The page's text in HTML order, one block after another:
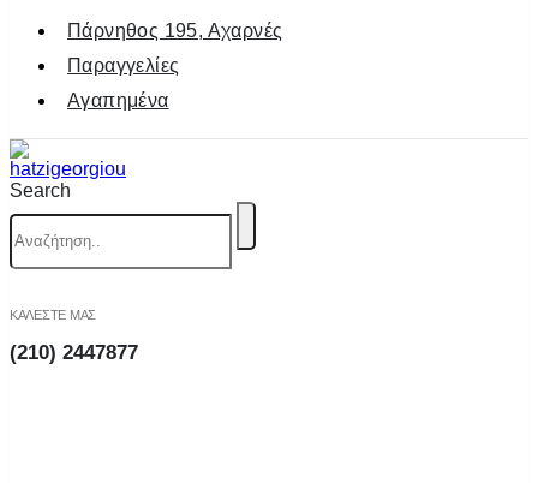
Πάρνηθος 195, Αχαρνές
Παραγγελίες
Αγαπημένα
Search
ΚΑΛΕΣΤΕ ΜΑΣ
(210) 2447877